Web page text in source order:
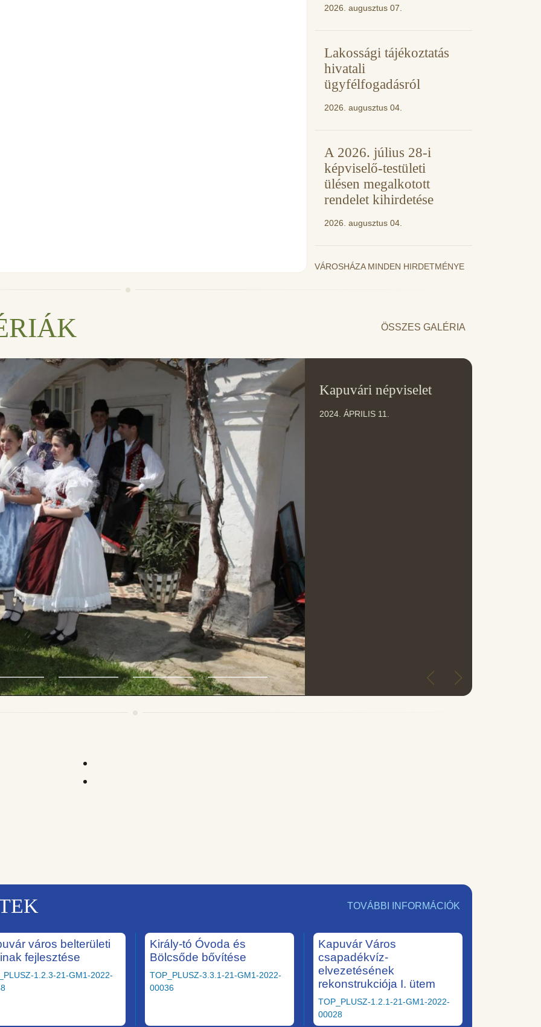
2026. augusztus 07.
Lakossági tájékoztatás
hivatali
ügyfélfogadásról
2026. augusztus 04.
A 2026. július 28-i
képviselő-testületi
ülésen megalkotott
rendelet kihirdetése
2026. augusztus 04.
VÁROSHÁZA MINDEN HIRDETMÉNYE
ÖSSZES GALÉRIA
Kapuvári népviselet
2024. ÁPRILIS 11.
TOVÁBBI INFORMÁCIÓK
város belterületi
fejlesztése
1.2.3-21-GM1-2022-
Király-tó Óvoda és
Bölcsőde bővítése
TOP_PLUSZ-3.3.1-21-GM1-2022-
00036
Kapuvár Város
csapadékvíz-
elvezetésének
rekonstrukciója I. ütem
TOP_PLUSZ-1.2.1-21-GM1-2022-
00028